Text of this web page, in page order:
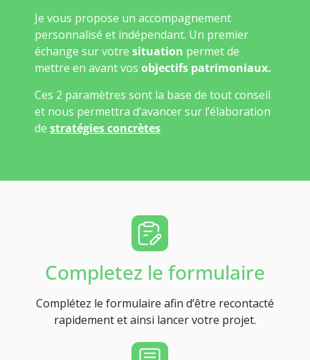
Je vous propose un accompagnement
personnalisé et indépendant. Un premier
échange sur votre situation permet de
mettre en avant vos objectifs patrimoniaux.
Ces 2 paramètres sont la base de tout conseil
et nous permettra d’avancer sur l’élaboration
de stratégies concrètes
Completez le formulaire
Complétez le formulaire afin d’être recontacté
rapidement et ainsi lancer votre projet.